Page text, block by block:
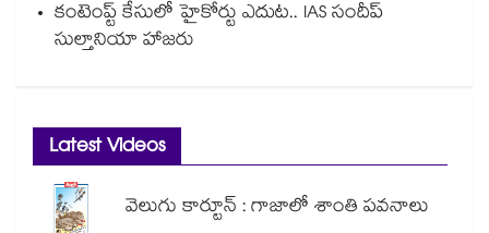
కంటెంప్ట్ కేసులో హైకోర్టు ఎదుట.. IAS సందీప్
సుల్తానియా హాజరు
Latest Videos
వెలుగు కార్టూన్ : గాజాలో శాంతి పవనాలు